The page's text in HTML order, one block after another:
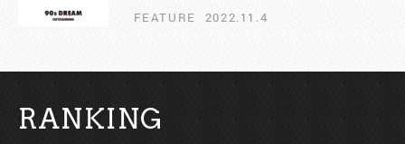
FEATURE 2022.11.4
RANKING